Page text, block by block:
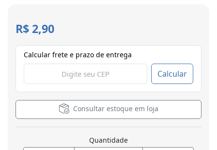
R$ 2,90
Calcular frete e prazo de entrega
Calcular
Consultar estoque em loja
Quantidade